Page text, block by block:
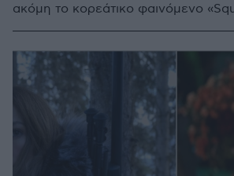
ακόμη το κορεάτικο φαινόμενο